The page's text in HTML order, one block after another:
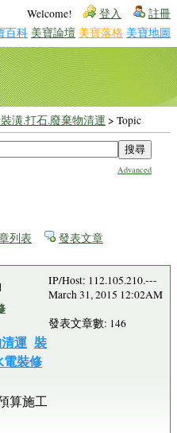
Welcome! 登入 註冊
百科 美寶論壇 美寶落格 美寶地圖
潢.打石.廢棄物清運 > Topic
Advanced
列表
發表文章
運 裝
電裝修
IP/Host: 112.105.210.---
March 31, 2015 12:02AM
發表文章數: 146
算施工